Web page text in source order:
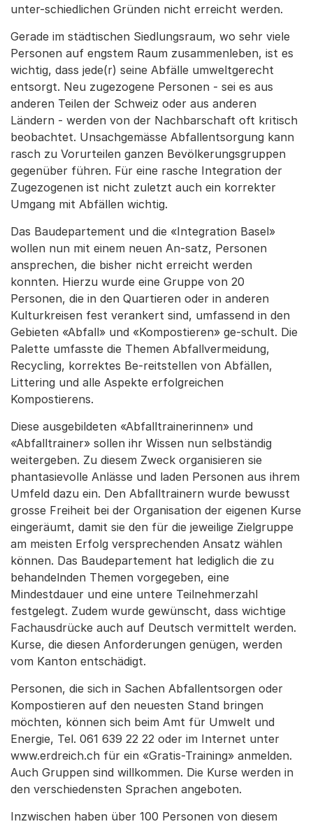
unter-schiedlichen Gründen nicht erreicht werden.
Gerade im städtischen Siedlungsraum, wo sehr viele
Personen auf engstem Raum zusammenleben, ist es
wichtig, dass jede(r) seine Abfälle umweltgerecht
entsorgt. Neu zugezogene Personen - sei es aus
anderen Teilen der Schweiz oder aus anderen
Ländern - werden von der Nachbarschaft oft kritisch
beobachtet. Unsachgemässe Abfallentsorgung kann
rasch zu Vorurteilen ganzen Bevölkerungsgruppen
gegenüber führen. Für eine rasche Integration der
Zugezogenen ist nicht zuletzt auch ein korrekter
Umgang mit Abfällen wichtig.
Das Baudepartement und die «Integration Basel»
wollen nun mit einem neuen An-satz, Personen
ansprechen, die bisher nicht erreicht werden
konnten. Hierzu wurde eine Gruppe von 20
Personen, die in den Quartieren oder in anderen
Kulturkreisen fest verankert sind, umfassend in den
Gebieten «Abfall» und «Kompostieren» ge-schult. Die
Palette umfasste die Themen Abfallvermeidung,
Recycling, korrektes Be-reitstellen von Abfällen,
Littering und alle Aspekte erfolgreichen
Kompostierens.
Diese ausgebildeten «Abfalltrainerinnen» und
«Abfalltrainer» sollen ihr Wissen nun selbständig
weitergeben. Zu diesem Zweck organisieren sie
phantasievolle Anlässe und laden Personen aus ihrem
Umfeld dazu ein. Den Abfalltrainern wurde bewusst
grosse Freiheit bei der Organisation der eigenen Kurse
eingeräumt, damit sie den für die jeweilige Zielgruppe
am meisten Erfolg versprechenden Ansatz wählen
können. Das Baudepartement hat lediglich die zu
behandelnden Themen vorgegeben, eine
Mindestdauer und eine untere Teilnehmerzahl
festgelegt. Zudem wurde gewünscht, dass wichtige
Fachausdrücke auch auf Deutsch vermittelt werden.
Kurse, die diesen Anforderungen genügen, werden
vom Kanton entschädigt.
Personen, die sich in Sachen Abfallentsorgen oder
Kompostieren auf den neuesten Stand bringen
möchten, können sich beim Amt für Umwelt und
Energie, Tel. 061 639 22 22 oder im Internet unter
www.erdreich.ch für ein «Gratis-Training» anmelden.
Auch Gruppen sind willkommen. Die Kurse werden in
den verschiedensten Sprachen angeboten.
Inzwischen haben über 100 Personen von diesem